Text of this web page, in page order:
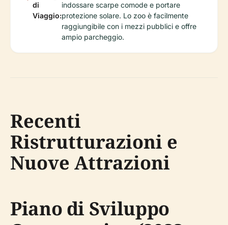
di
Viaggio:
indossare scarpe comode e portare
protezione solare. Lo zoo è facilmente
raggiungibile con i mezzi pubblici e offre
ampio parcheggio.
Recenti
Ristrutturazioni e
Nuove Attrazioni
Piano di Sviluppo